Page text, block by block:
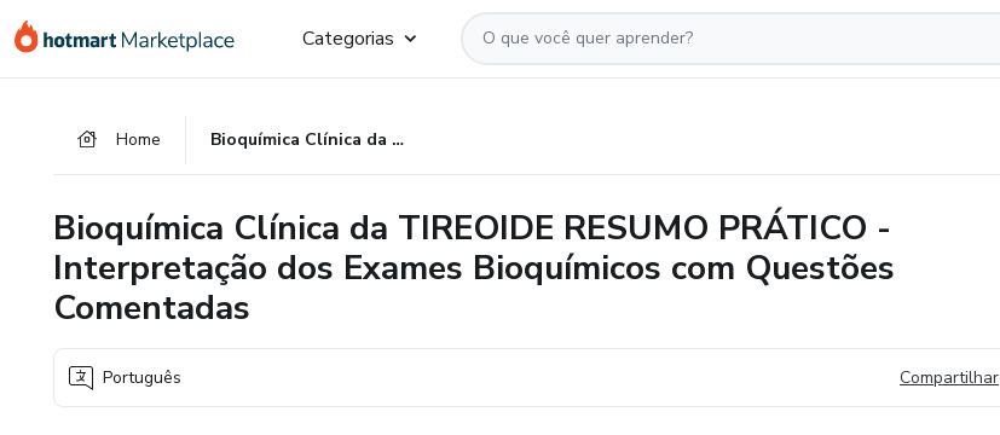
para
para
para
Categorias
Home Bioquímica Clínica da TIREOIDE RESUMO PRÁTICO - Interpretação dos Exames Bioquímicos com Questões Comentadas
Bioquímica Clínica da TIREOIDE RESUMO PRÁTICO -
Interpretação dos Exames Bioquímicos com Questões
Comentadas
Português Compartilhar